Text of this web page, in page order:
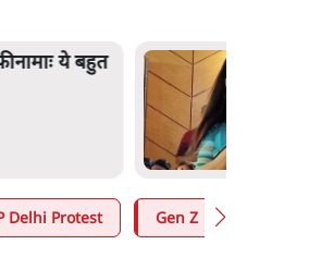
महुआ मोइत्रा से SC ने कहा- ' अंडों
क्यों डरती हैं? स्वतंत्रता सेनानी सीने
गोली खाते थे'
Delhi Protest Gen Z